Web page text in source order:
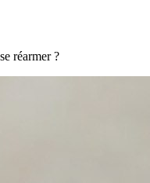
réarmer ?